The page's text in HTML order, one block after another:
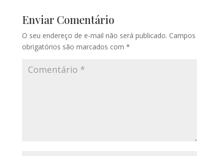
Enviar Comentário
O seu endereço de e-mail não será publicado. Campos
obrigatórios são marcados com *